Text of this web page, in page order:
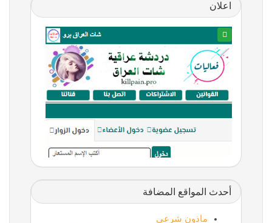
اعلان
أحدث المواقع المضافة
ماذون شرعي